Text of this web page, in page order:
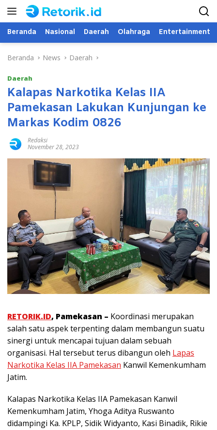
Langsung
Beranda Nasional Daerah Olahraga Entertainment
Beranda News Daerah
Daerah
Kalapas Narkotika Kelas IIA
Pamekasan Lakukan Kunjungan ke
Markas Kodim 0826
Redaksi
November 28, 2023
RETORIK.ID, Pamekasan – Koordinasi merupakan
salah satu aspek terpenting dalam membangun suatu
sinergi untuk mencapai tujuan dalam sebuah
organisasi. Hal tersebut terus dibangun oleh Lapas
Narkotika Kelas IIA Pamekasan Kanwil Kemenkumham
Jatim.
Kalapas Narkotika Kelas IIA Pamekasan Kanwil
Kemenkumham Jatim, Yhoga Aditya Ruswanto
didampingi Ka. KPLP, Sidik Widyanto, Kasi Binadik, Rikie